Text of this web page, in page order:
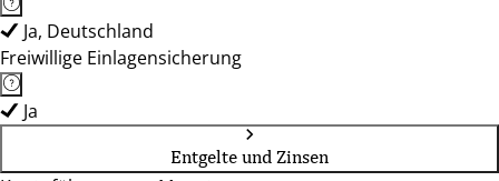
Ja, Deutschland
Freiwillige Einlagensicherung
Ja
Entgelte und Zinsen